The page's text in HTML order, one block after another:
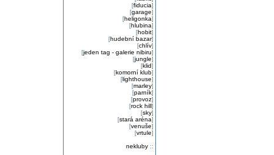
[fiducia]
[garage]
[heligonka]
[hlubina]
[hobit]
[hudební bazar]
[chlív]
[jeden tag - galerie nibiru]
[jungle]
[klid]
[komorní klub]
[lighthouse]
[marley]
[parník]
[provoz]
[rock hill]
[sky]
[stará aréna]
[venuše]
[vrtule]
nekluby::